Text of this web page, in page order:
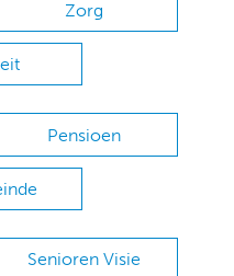
Zorg
Pensioen
Senioren Visie